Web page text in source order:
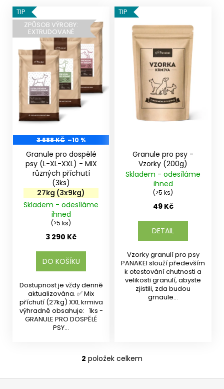
V
ý
p
k
TIP
ZPŮSOB VÝROBY:
EXTRUDOVANÉ
3 688 KČ –10 %
Granule pro dospělé
psy (L-XL-XXL) - MIX
různých příchutí
27kg (3x9kg)
Skladem - odesíláme
ihned
(>5 ks)
3 290 Kč
DO KOŠÍKU
Dostupnost je vždy denně
aktualizována. ✅ Mix
příchutí (27kg) XXL krmiva
výhradně obsahuje: 1ks -
GRANULE PRO DOSPĚLÉ
PSY...
TIP
Granule pro psy -
Vzorky (200g)
Skladem - odesíláme
ihned
(>5 ks)
49 Kč
DETAIL
Vzorky granulí pro psy
PANAKEI slouží především
k otestování chutnosti a
velikosti granulí, abyste
zjistili, zda budou
grnaule...
O
v
2 položek celkem